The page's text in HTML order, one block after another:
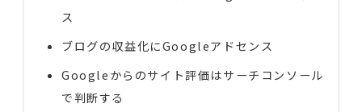
ス
ブログの収益化にGoogleアドセンス
Googleからのサイト評価はサーチコンソール
で判断する